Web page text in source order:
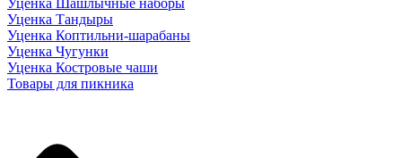
Уценка Шашлычные наборы
Уценка Тандыры
Уценка Коптильни-шарабаны
Уценка Чугунки
Уценка Костровые чаши
Товары для пикника